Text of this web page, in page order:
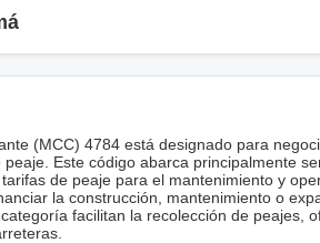
(MCC) 4784 está designado para
Este código abarca principalmente
de peaje para el mantenimiento y
la construcción, mantenimiento o
facilitan la recolección de peajes,